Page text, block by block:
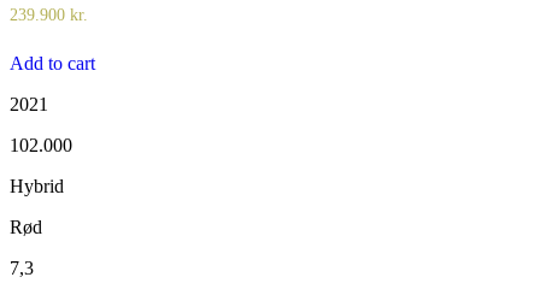
239.900 kr.
Add to cart
2021
102.000
Hybrid
Rød
7,3